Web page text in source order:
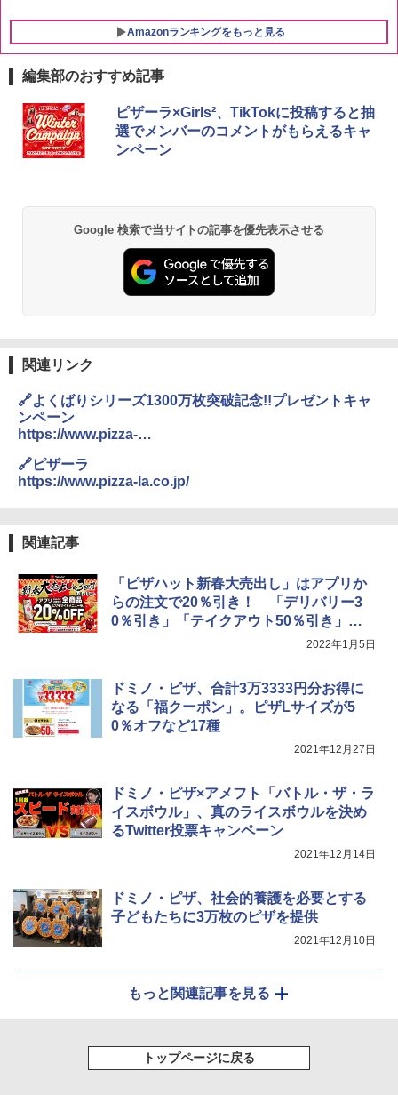
Amazonランキングをもっと見る
1
【セット買い】[山善] スチームオーブン
レンジ 25L 一人暮らし 二人暮らし フラ
ットテーブル スチーム調理 自動メニュ
ー19種搭載 角皿付き ブラック MRK-F25
￥30,280
2
シャープ 過熱水蒸気 オーブンレンジ RE
ァミリー 大型レンジ 大容量
3
[山善] スチームオーブンレンジ 省エネ
￥26,800
TOSHIBA(東芝) スチームオーブンレン
ジ 赤外線センサー ノンフライ調理 簡単
お手入れ 小型 新生活 一人暮らし 二人暮
らし ファミリー
5
シャープ ウォーターオーブン ヘルシオ
AX-XJ1-B ブラック 30L 2段調理 コンベ
編集部のおすすめ記事
ピザーラ×Girls²、TikTokに投稿すると抽
選でメンバーのコメントがもらえるキャ
ンペーン
Google 検索で当サイトの記事を優先表示させる
関連リンク
🔗よくばりシリーズ1300万枚突破記念!!プレゼントキャ
ンペーン
https://www.pizza-
🔗ピザーラ
https://www.pizza-la.co.jp/
関連記事
「ピザハット新春大売出し」はアプリか
らの注文で20％引き！ 「デリバリー3
0％引き」「テイクアウト50％引き」と
2022年1月5日
ドミノ・ピザ、合計3万3333円分お得に
なる「福クーポン」。ピザLサイズが5
0％オフなど17種
2021年12月27日
ドミノ・ピザ×アメフト「バトル・ザ・ラ
イスボウル」、真のライスボウルを決め
るTwitter投票キャンペーン
2021年12月14日
ドミノ・ピザ、社会的養護を必要とする
子どもたちに3万枚のピザを提供
2021年12月10日
もっと関連記事を見る
トップページに戻る